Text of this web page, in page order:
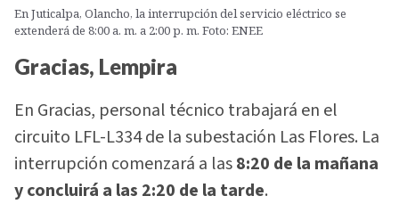
En Juticalpa, Olancho, la interrupción del servicio eléctrico se
extenderá de 8:00 a. m. a 2:00 p. m. Foto: ENEE
Gracias, Lempira
En Gracias, personal técnico trabajará en el
circuito LFL-L334 de la subestación Las Flores. La
interrupción comenzará a las8:20 de la mañana
y concluirá a las 2:20 de la tarde.